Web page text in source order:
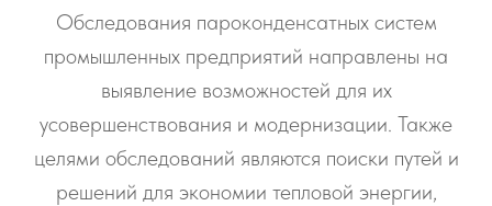
Обследования пароконденсатных систем
промышленных предприятий направлены на
выявление возможностей для их
усовершенствования и модернизации. Также
целями обследований являются поиски путей и
решений для экономии тепловой энергии,